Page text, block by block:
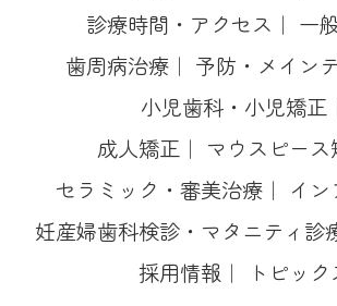
診療時間・アクセス ｜ 一
歯周病治療 ｜ 予防・メイン
小児歯科・小児矯正
成人矯正｜ マウスピース
セラミック・審美治療｜ イ
妊産婦歯科検診・マタニティ診
採用情報 ｜ トピック